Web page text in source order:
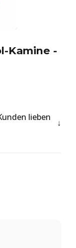
Kamine -
lieben